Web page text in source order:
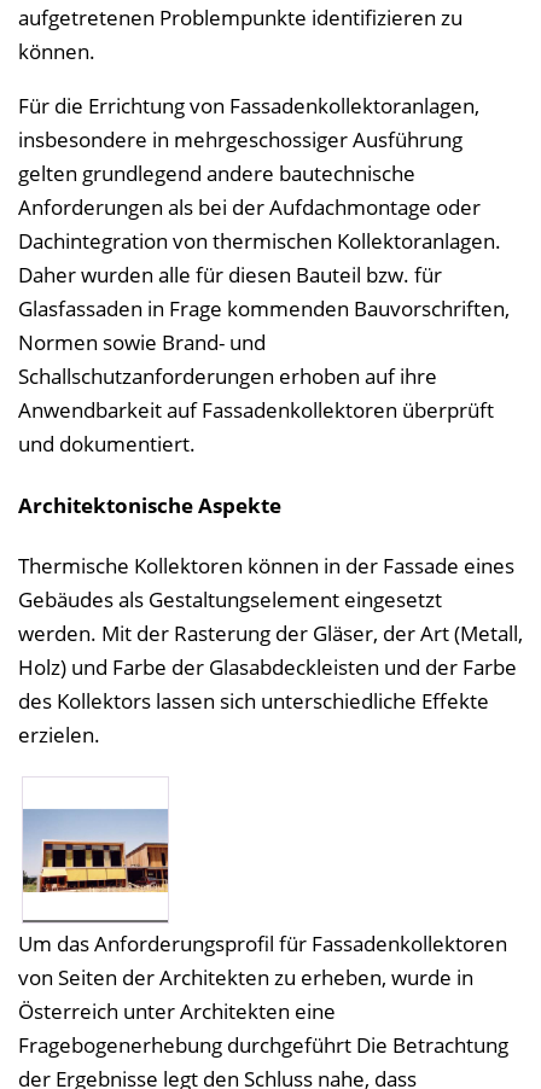
aufgetretenen Problempunkte identifizieren zu
können.
Für die Errichtung von Fassadenkollektoranlagen,
insbesondere in mehrgeschossiger Ausführung
gelten grundlegend andere bautechnische
Anforderungen als bei der Aufdachmontage oder
Dachintegration von thermischen Kollektoranlagen.
Daher wurden alle für diesen Bauteil bzw. für
Glasfassaden in Frage kommenden Bauvorschriften,
Normen sowie Brand- und
Schallschutzanforderungen erhoben auf ihre
Anwendbarkeit auf Fassadenkollektoren überprüft
und dokumentiert.
Architektonische Aspekte
Thermische Kollektoren können in der Fassade eines
Gebäudes als Gestaltungselement eingesetzt
werden. Mit der Rasterung der Gläser, der Art (Metall,
Holz) und Farbe der Glasabdeckleisten und der Farbe
des Kollektors lassen sich unterschiedliche Effekte
erzielen.
Um das Anforderungsprofil für Fassadenkollektoren
von Seiten der Architekten zu erheben, wurde in
Österreich unter Architekten eine
Fragebogenerhebung durchgeführt Die Betrachtung
der Ergebnisse legt den Schluss nahe, dass